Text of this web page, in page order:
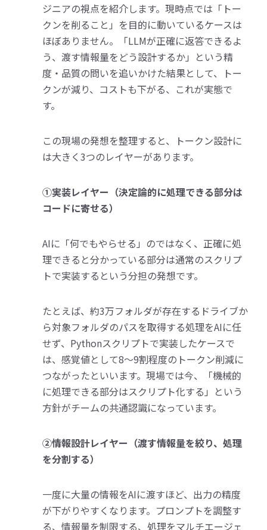
ジニアの視点を紹介します。現時点では「トー
クンを削ること」を目的に動いているケースは
ほぼありません。「LLMが正確に返答できるよ
う、渡す情報量をどう設計するか」という精
度・品質の問いを追いかけた結果として、トー
クンが減り、コストも下がる、これが実態で
す。
この現場の発想を整理すると、トークン設計に
は大きく3つのレイヤーがあります。
①実装レイヤー（決定論的に処理できる部分は
コードに寄せる）
AIに「何でもやらせる」のではなく、正確に処
理できると分かっている部分は通常のスクリプ
トで実装するという分担の発想です。
たとえば、約3万フォルダが存在するドライブか
ら対象フォルダのパスを取得する処理をAIに任
せず、Pythonスクリプトで実装したケースで
は、感覚値として8〜9割程度のトークン削減に
つながったといいます。現場では今、「機械的
に処理できる部分はスクリプト化する」という
方針がチームの共通認識になっています。
②情報設計レイヤー（渡す情報量を絞り、処理
を分割する）
一度に大量の情報をAIに渡すほど、出力の精度
が下がりやすくなります。プロンプトを調整す
る、情報量を制限する、処理をマルチエージェ